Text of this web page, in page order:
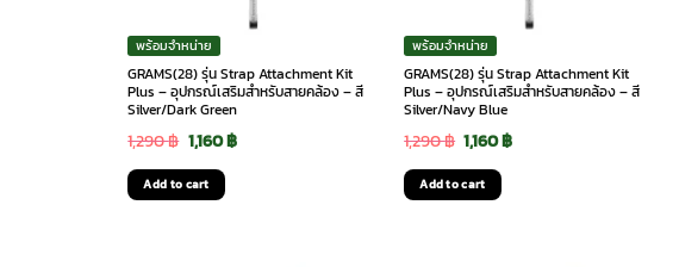
พร้อมจำหน่าย
GRAMS(28) รุ่น Strap Attachment Kit
Plus – อุปกรณ์เสริมสำหรับสายคล้อง – สี
Silver/Dark Green
1,290฿ Original
price
was:
1,160฿Current
Add to cart
พร้อมจำหน่าย
GRAMS(28) รุ่น Strap Attachment Kit
Plus – อุปกรณ์เสริมสำหรับสายคล้อง – สี
Silver/Navy Blue
1,290฿ Original
price
was:
1,160฿Current
Add to cart